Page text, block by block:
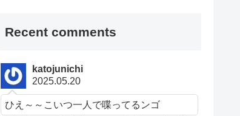
Recent comments
katojunichi
2025.05.20
ひえ～～こいつ一人で喋ってるンゴ